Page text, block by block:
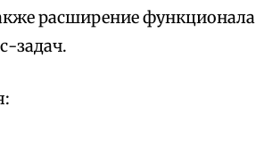
расширение функционала
задач.